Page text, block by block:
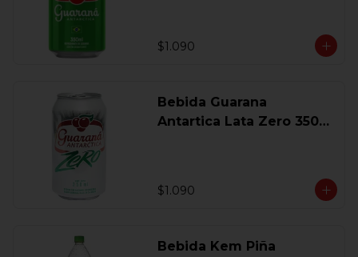
$1.090
Bebida Guarana
Antartica Lata Zero 350
$1.090
Bebida Kem Piña